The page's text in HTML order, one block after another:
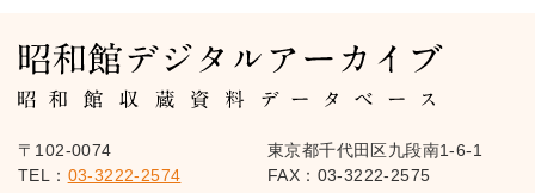
〒102-0074
東京都千代田区九段南1-6-1
TEL： 03-3222-2574 FAX：03-3222-2575